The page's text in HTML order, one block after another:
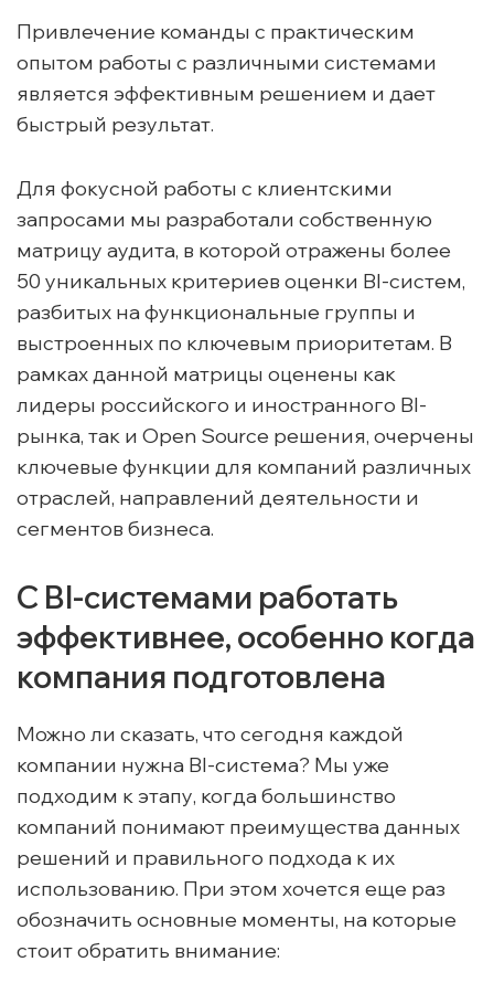
Привлечение команды с практическим
опытом работы с различными системами
является эффективным решением и дает
быстрый результат.
Для фокусной работы с клиентскими
запросами мы разработали собственную
матрицу аудита, в которой отражены более
50 уникальных критериев оценки BI-систем,
разбитых на функциональные группы и
выстроенных по ключевым приоритетам. В
рамках данной матрицы оценены как
лидеры российского и иностранного BI-
рынка, так и Open Source решения, очерчены
ключевые функции для компаний различных
отраслей, направлений деятельности и
сегментов бизнеса.
С BI-системами работать
эффективнее, особенно когда
компания подготовлена
Можно ли сказать, что сегодня каждой
компании нужна BI-система? Мы уже
подходим к этапу, когда большинство
компаний понимают преимущества данных
решений и правильного подхода к их
использованию. При этом хочется еще раз
обозначить основные моменты, на которые
стоит обратить внимание: